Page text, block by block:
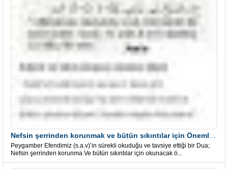
Peygamber Efendimiz (s.a.v)’in sürekli okuduğu ve tavsiye ettiği bir Dua;
Nefsin şerrinden korunma.Ve bütün sıkıntılar için okunacak ö...